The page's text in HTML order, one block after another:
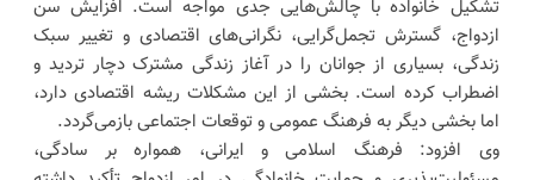
تشکیل خانواده با چالش‌هایی جدی مواجه است. افزایش سن
ازدواج، گسترش تجمل‌گرایی، نگرانی‌های اقتصادی و تغییر سبک
زندگی، بسیاری از جوانان را در آغاز زندگی مشترک دچار تردید و
اضطراب کرده است. بخشی از این مشکلات ریشه اقتصادی دارد،
اما بخشی دیگر به فرهنگ عمومی و توقعات اجتماعی بازمی‌گردد.
وی افزود: فرهنگ اسلامی و ایرانی، همواره بر سادگی،